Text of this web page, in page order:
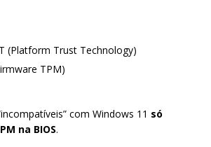
(Platform Trust Technology)
TPM)
com Windows 11 só
na BIOS.